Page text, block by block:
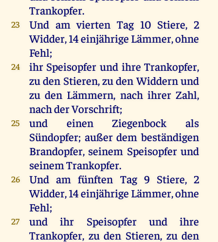
Trankopfer.
23 Und am vierten Tag 10 Stiere, 2
Widder, 14 einjährige Lämmer,ohne
Fehl;
24 ihr Speisopfer und ihre Trankopfer,
zuden Stieren,zudenWiddernund
zu den Lämmern, nach ihrer Zahl,
nachderVorschrift;
25 und einen Ziegenbock
als
Sündopfer; außer dem beständigen
Brandopfer, seinem Speisopfer und
seinemTrankopfer.
26 Und am fünften Tag9 Stiere, 2
Widder, 14 einjährige Lämmer,ohne
Fehl;
27 und ihr Speisopfer und
ihre
Trankopfer, zu den Stieren, zu den